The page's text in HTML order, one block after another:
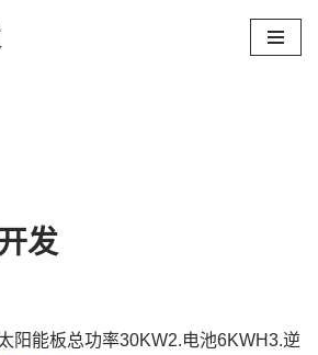
发
阳能板总功率30KW2.电池6KWH3.逆